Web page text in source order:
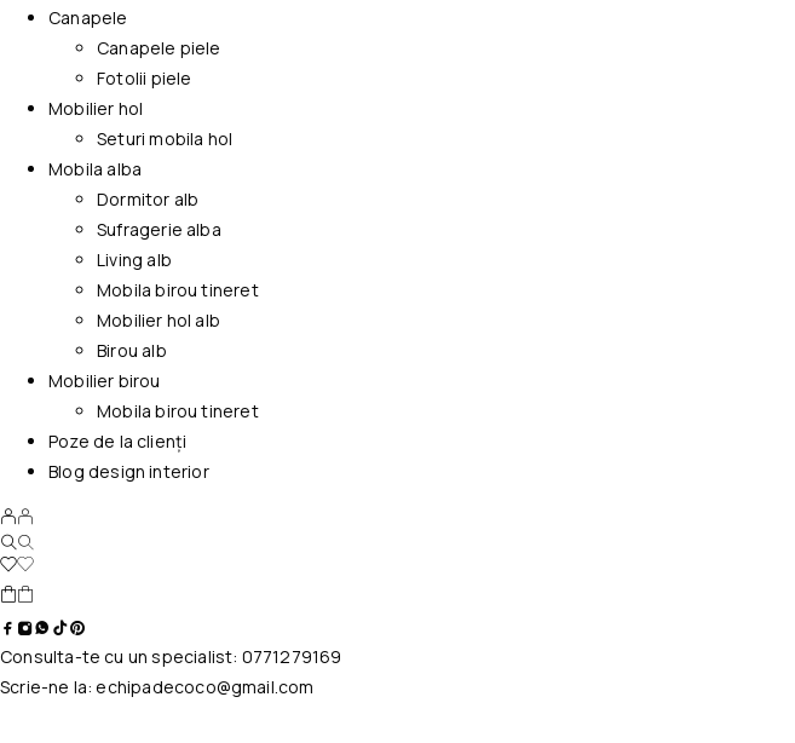
Canapele
Canapele piele
Fotolii piele
Mobilier hol
Seturi mobila hol
Mobila alba
Dormitor alb
Sufragerie alba
Living alb
Mobila birou tineret
Mobilier hol alb
Birou alb
Mobilier birou
Mobila birou tineret
Poze de la clienți
Blog design interior
Consulta-te cu un specialist: 0771279169
Scrie-ne la:echipadecoco@gmail.com